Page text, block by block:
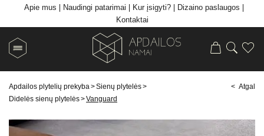
Apie mus Naudingi patarimai Kur įsigyti?
Dizaino paslaugos
Kontaktai
Apdailos plytelių prekyba >Sienų plytelės>
Didelės sienų plytelės>Vanguard
< Atgal